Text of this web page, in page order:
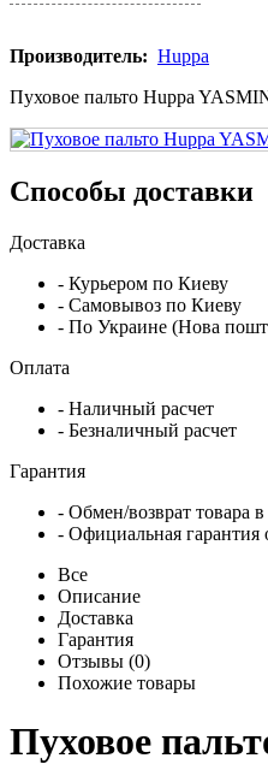
Производитель: Huppa
Пуховое пальто Huppa
Способы доставки
Доставка
- Курьером по Киеву
- Самовывоз по Киеву
- По Украине (Нова
Оплата
- Наличный расчет
- Безналичный расчет
Гарантия
- Обмен/возврат товара
- Официальная гарантия
Все
Описание
Доставка
Гарантия
Отзывы (0)
Похожие товары
Пуховое